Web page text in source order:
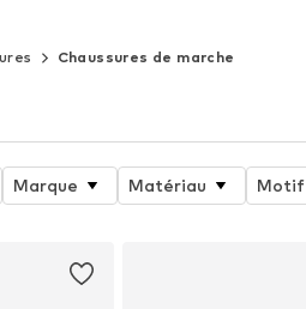
Chaussures de marche
Marque Matériau Motif